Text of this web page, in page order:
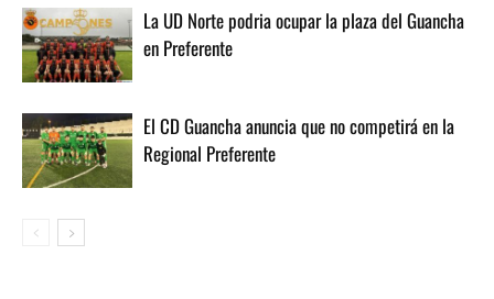
La UD Norte podria ocupar la plaza del Guancha
en Preferente
El CD Guancha anuncia que no competirá en la
Regional Preferente